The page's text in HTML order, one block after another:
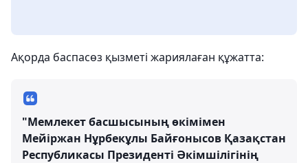
Ақорда баспасөз қызметі жариялаған құжатта:
"Мемлекет басшысының өкімімен
Мейіржан Нұрбекұлы Байғонысов Қазақстан
Республикасы Президенті Әкімшілігінің